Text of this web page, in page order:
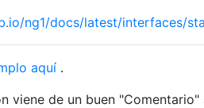
ng1/docs/latest/interfaces/
aquí .
viene de un buen